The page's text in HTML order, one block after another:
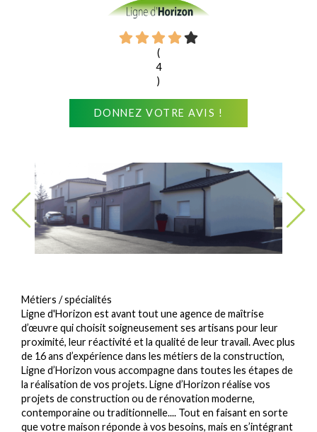
(
4
)
DONNEZ VOTRE AVIS !
Métiers / spécialités
Ligne d'Horizon est avant tout une agence de maîtrise
d’œuvre qui choisit soigneusement ses artisans pour leur
proximité, leur réactivité et la qualité de leur travail. Avec plus
de 16 ans d’expérience dans les métiers de la construction,
Ligne d’Horizon vous accompagne dans toutes les étapes de
la réalisation de vos projets. Ligne d’Horizon réalise vos
projets de construction ou de rénovation moderne,
contemporaine ou traditionnelle.... Tout en faisant en sorte
que votre maison réponde à vos besoins, mais en s’intégrant